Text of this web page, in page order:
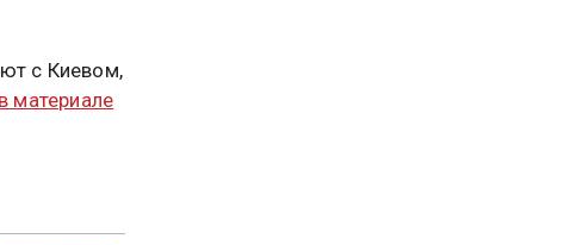
с Киевом,
материале